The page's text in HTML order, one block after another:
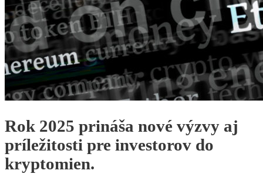
Rok 2025 prináša nové výzvy aj
príležitosti pre investorov do
kryptomien.